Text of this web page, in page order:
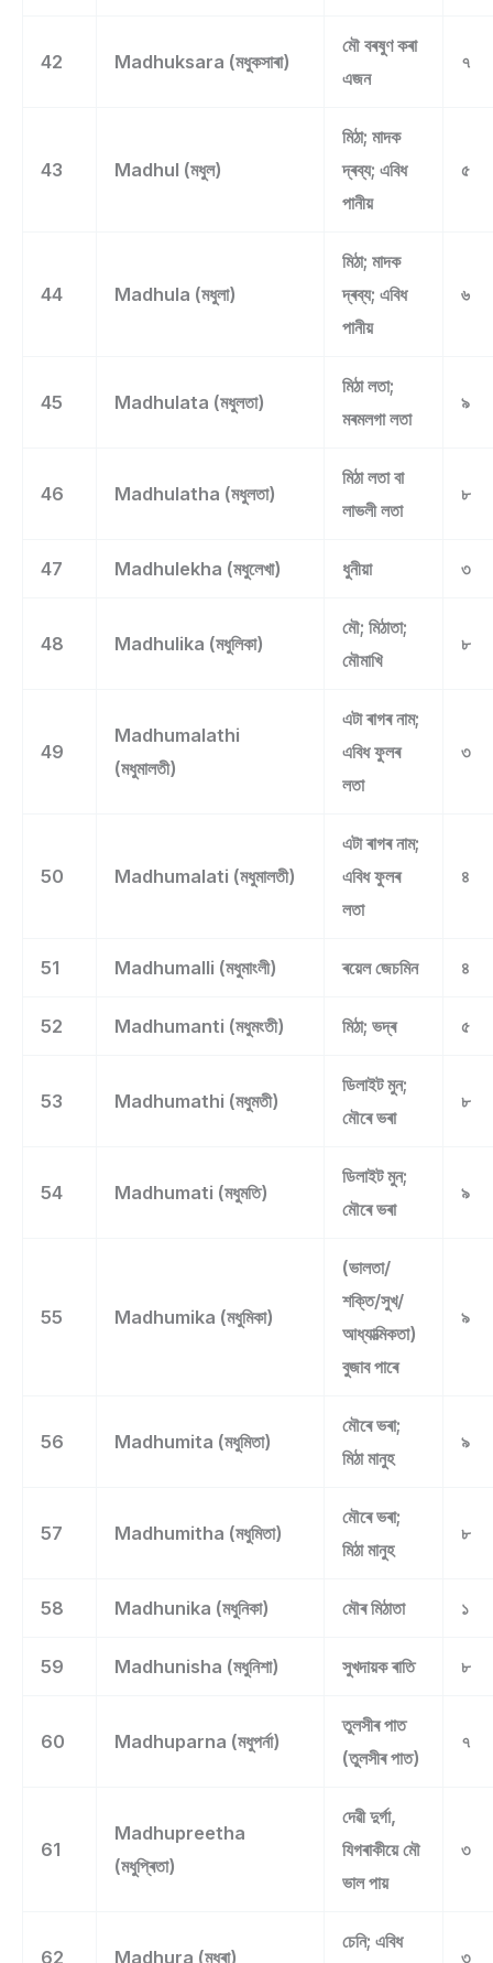
42 Madhuksara (মধুকসাৰা)
মৌ বৰষুণ কৰা
এজন
৭
43 Madhul (মধুল)
মিঠা; মাদক
দ্ৰব্য; এবিধ
পানীয়
৫
44 Madhula (মধুলা)
মিঠা; মাদক
দ্ৰব্য; এবিধ
পানীয়
৬
45 Madhulata (মধুলতা)
মিঠা লতা;
মৰমলগা লতা
৯
46 Madhulatha (মধুলতা)
মিঠা লতা বা
লাভলী লতা
৮
47 Madhulekha (মধুলেখা) ধুনীয়া ৩
48 Madhulika (মধুলিকা)
মৌ; মিঠাতা;
মৌমাখি
৮
49
Madhumalathi
(মধুমালতী)
এটা ৰাগৰ নাম;
এবিধ ফুলৰ
লতা
৩
50 Madhumalati (মধুমালতী)
এটা ৰাগৰ নাম;
এবিধ ফুলৰ
লতা
৪
51 Madhumalli (মধুমাংলী) ৰয়েল জেচমিন ৪
52 Madhumanti (মধুমংতী) মিঠা; ভদ্ৰ ৫
53 Madhumathi (মধুমতী)
ডিলাইট মুন;
মৌৰে ভৰা
৮
54 Madhumati (মধুমতি)
ডিলাইট মুন;
মৌৰে ভৰা
৯
55 Madhumika (মধুমিকা)
(ভালতা/
শক্তি/সুখ/
আধ্যাত্মিকতা)
বুজাব পাৰে
৯
56 Madhumita (মধুমিতা)
মৌৰে ভৰা;
মিঠা মানুহ
৯
57 Madhumitha (মধুমিতা)
মৌৰে ভৰা;
মিঠা মানুহ
৮
58 Madhunika (মধুনিকা) মৌৰ মিঠাতা ১
59 Madhunisha (মধুনিশা) সুখদায়ক ৰাতি ৮
60 Madhuparna (মধুপৰ্না)
তুলসীৰ পাত
(তুলসীৰ পাত)
৭
61
Madhupreetha
(মধুপ্ৰিতা)
দেৱী দুৰ্গা,
যিগৰাকীয়ে মৌ
ভাল পায়
৩
62 Madhura (মধুৰা)
চেনি; এবিধ
৩